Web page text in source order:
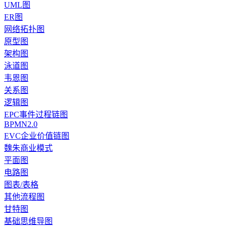
UML图
ER图
网络拓扑图
原型图
架构图
泳道图
韦恩图
关系图
逻辑图
EPC事件过程链图
BPMN2.0
EVC企业价值链图
魏朱商业模式
平面图
电路图
图表/表格
其他流程图
甘特图
基础思维导图